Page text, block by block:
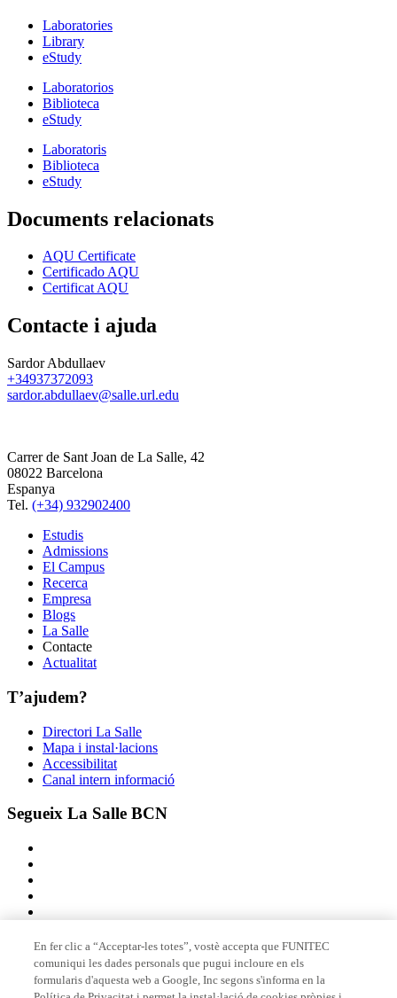
Laboratories
Library
eStudy
Laboratorios
Biblioteca
eStudy
Laboratoris
Biblioteca
eStudy
Documents relacionats
AQU Certificate
Certificado AQU
Certificat AQU
Contacte i ajuda
Sardor Abdullaev
+34937372093
sardor.abdullaev@salle.url.edu
Carrer de Sant Joan de La Salle, 42
08022 Barcelona
Espanya
Tel. (+34) 932902400
Estudis
Admissions
El Campus
Recerca
Empresa
Blogs
La Salle
Contacte
Actualitat
T’ajudem?
Directori La Salle
Mapa i instal·lacions
Accessibilitat
Canal intern informació
Segueix La Salle BCN
Membre de
En fer clic a “Acceptar-les totes”, vostè accepta que FUNITEC
comuniqui les dades personals que pugui incloure en els
formularis d'aquesta web a Google, Inc segons s'informa en la